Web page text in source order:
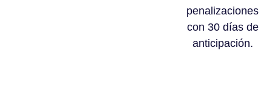
penalizaciones
con 30 días de
anticipación.